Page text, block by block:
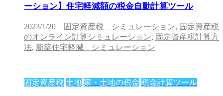
ーション】住宅軽減額の税金自動計算ツール
2023/1/20 固定資産税 シミュレーション, 固定資産税
のオンライン計算シミュレーション, 固定資産税計算方
法, 新築住宅軽減 シミュレーション
固定資産税 土地 家・土地の税金 税金計算ツール